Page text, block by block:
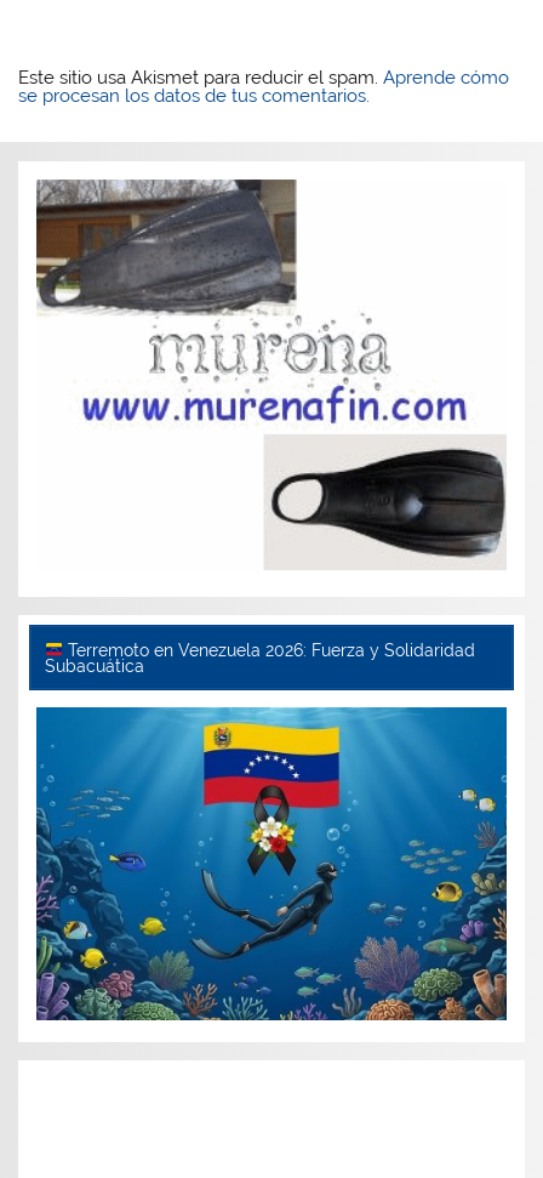
Este sitio usa Akismet para reducir el spam.Aprende cómo
se procesan los datos de tus comentarios.
Terremoto en Venezuela 2026: Fuerza y Solidaridad
Subacuática